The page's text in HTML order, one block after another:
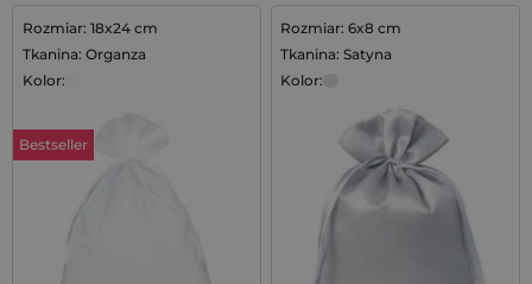
Rozmiar: 18x24 cm
Tkanina: Organza
Kolor:
Bestseller
Rozmiar: 6x8 cm
Tkanina: Satyna
Kolor: